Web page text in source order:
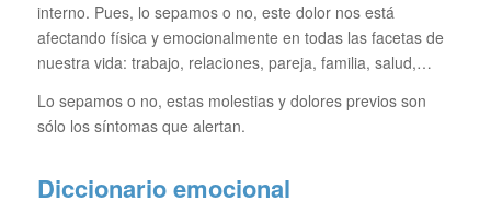
interno. Pues, lo sepamos o no, este dolor nos está
afectando física y emocionalmente en todas las facetas de
nuestra vida: trabajo, relaciones, pareja, familia, salud,…
Lo sepamos o no, estas molestias y dolores previos son
sólo los síntomas que alertan.
Diccionario emocional